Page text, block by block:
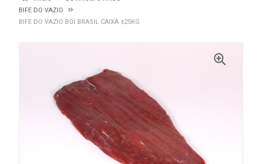
BIFE DO VAZIO
BIFE DO VAZIO BOI BRASIL CAIXA ±25KG